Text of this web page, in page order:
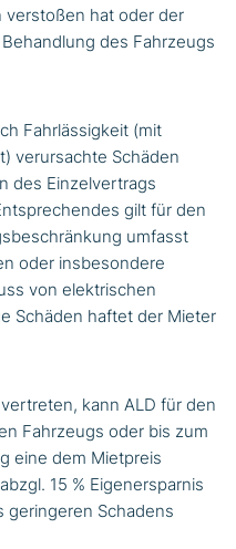
hat oder der
des Fahrzeugs
Fahrlässigkeit (mit
verursachte Schäden
des Einzelvertrags
gilt für den
umfasst
oder insbesondere
von elektrischen
Schäden haftet der Mieter
kann ALD für den
Fahrzeugs oder bis zum
eine dem Mietpreis
15 % Eigenersparnis
geringeren Schadens